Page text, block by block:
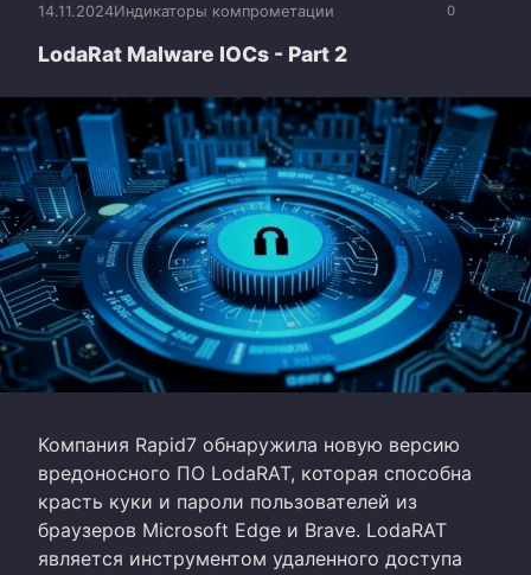
0
14.11.2024Индикаторы компрометации
LodaRat Malware IOCs - Part 2
Компания Rapid7 обнаружила новую версию
вредоносного ПО LodaRAT, которая способна
красть куки и пароли пользователей из
браузеров Microsoft Edge и Brave. LodaRAT
является инструментом удаленного доступа